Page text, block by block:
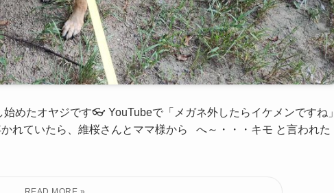
めたオヤジです👓 YouTubeで「メガネ外したらイケメンですね」
れていたら、維桜さんとママ様から へ～・・・キモ と言われた